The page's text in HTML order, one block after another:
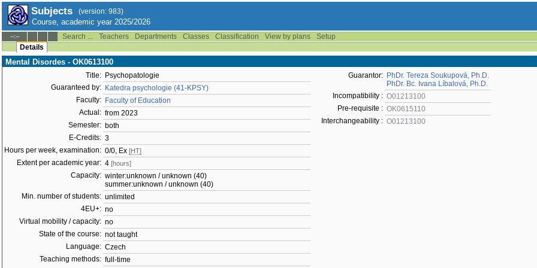
Subjects (version: 983)
Course, academic year 2025/2026
--:-- Search ... Teachers Departments Classes Classification View by plans
Setup
Details
Mental Disordes - OK0613100
Title: Psychopatologie
Guaranteed by: Katedra psychologie (41-KPSY)
Faculty: Faculty of Education
Actual: from 2023
Semester: both
E-Credits: 3
Hours per week, examination: 0/0, Ex [HT]
Extent per academic year: 4 [hours]
Capacity: winter:unknown / unknown (40)
summer:unknown / unknown (40)
Min. number of students: unlimited
4EU+: no
Virtual mobility / capacity: no
State of the course: not taught
Language: Czech
Teaching methods: full-time
Guarantor: PhDr. Tereza Soukupová, Ph.D.
PhDr. Bc. Ivana Líbalová, Ph.D.
Incompatibility : O01213100
Pre-requisite : OK0615110
Interchangeability : O01213100